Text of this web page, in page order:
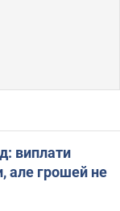
виплати
але грошей не